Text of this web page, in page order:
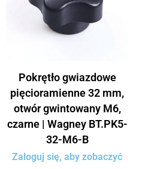
Pokrętło gwiazdowe
pięcioramienne 32 mm,
otwór gwintowany M6,
czarne | Wagney BT.PK5-
32-M6-B
Zaloguj się, aby zobaczyć